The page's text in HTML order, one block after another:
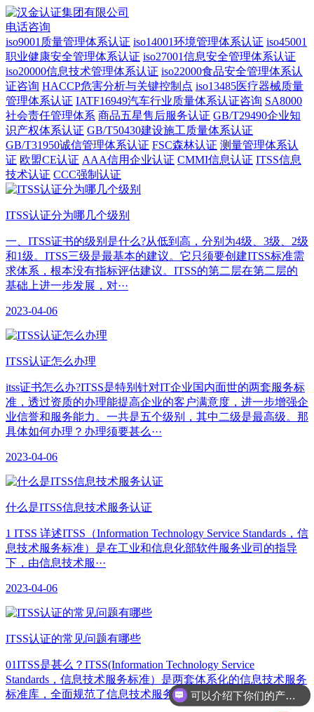
电话咨询
iso9001质量管理体系认证 iso14001环境管理体系认证 iso45001
职业健康安全管理体系认证 iso27001信息安全管理体系认证
iso20000信息技术管理体系认证 iso22000食品安全管理体系认
证咨询 HACCP危害分析与关键控制点 iso13485医疗器械质量
管理体系认证 IATF16949汽车行业质量体系认证咨询 SA8000
社会责任管理体系 商品五星售后服务认证 GB/T29490企业知
识产权体系认证 GB/T50430建设施工质量体系认证
GB/T31950诚信管理体系认证 FSC森林认证 测量管理体系认
证 欧盟CE认证 AAA信用企业认证 CMMI信息认证 ITSS信息
技术认证 CCC强制认证
ITSS认证分为哪几个级别
一、ITSS证书的级别是什么?从低到高，分别为4级、3级、2级
和1级。ITSS三级是最基本的建议。它只须要创建ITSS标准需
求体系，根本没有指标评估建议。ITSS的第二层在第二层的
基础上进一步发展，对···
2023-04-06
ITSS认证怎么办理
itss证书怎么办?ITSS是特别针对IT企业国内面世的两套服务标
准，透过资质的办理能提高企业的客户满意度，进一步增强企
业信誉和服务能力。一共是五个级别，其中二级是最高级。那
具体如何办理？办理须要甚么···
2023-04-06
什么是ITSS信息技术服务认证
1 ITSS 详述ITSS（Information Technology Service Standards，信
息技术服务标准）是在工业和信息化部软件服务业司的指导
下，由信息技术服···
2023-04-06
ITSS认证的常见问题有哪些
01ITSS是甚么？ITSS(Information Technology Service
Standards，信息技术服务标准）是两套体系化的信息技术服务
标准库，全面规范了信息技术服务产品以及共同组···
可以介绍下你们的产品么